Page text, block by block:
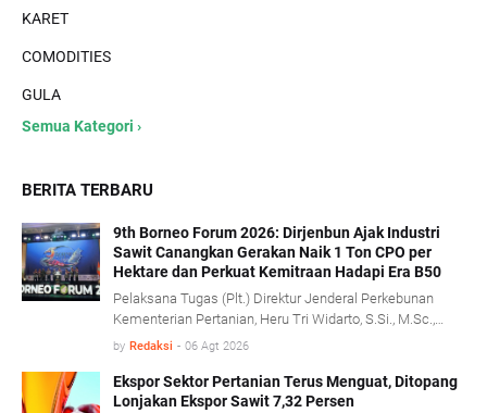
KARET
COMODITIES
GULA
Semua Kategori ›
BERITA TERBARU
9th Borneo Forum 2026: Dirjenbun Ajak Industri
Sawit Canangkan Gerakan Naik 1 Ton CPO per
Hektare dan Perkuat Kemitraan Hadapi Era B50
Pelaksana Tugas (Plt.) Direktur Jenderal Perkebunan
Kementerian Pertanian, Heru Tri Widarto, S.Si., M.Sc.,
mengajak seluruh pemangku kepentingan industri kelapa
B50 sebagai momentum memperkuat produktivitas,
mempercepat transformasi tata kelola, serta
by Redaksi - 06 Agt 2026
Ekspor Sektor Pertanian Terus Menguat, Ditopang
Lonjakan Ekspor Sawit 7,32 Persen